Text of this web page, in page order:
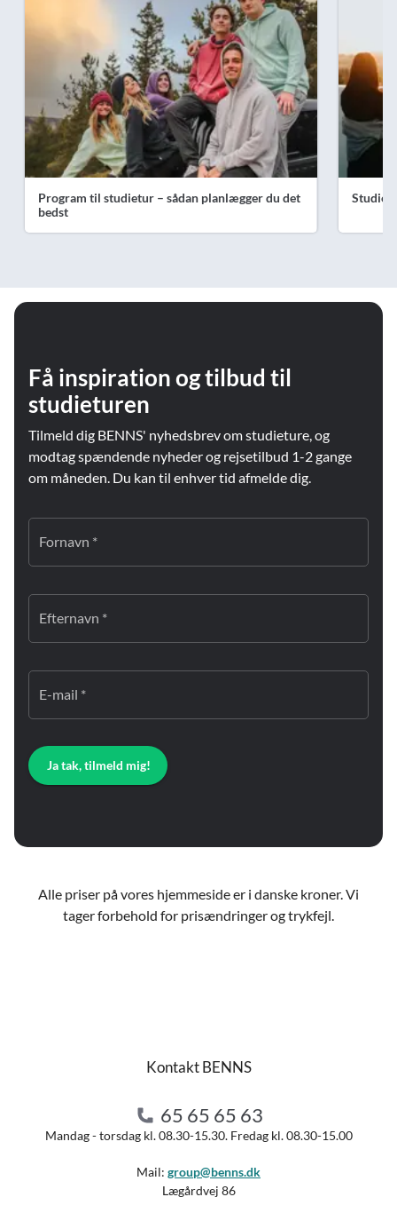
Program til studietur – sådan planlægger du det
bedst
Få inspiration og tilbud til
studieturen
Tilmeld dig BENNS' nyhedsbrev om studieture, og
modtag spændende nyheder og rejsetilbud 1-2 gange
om måneden. Du kan til enhver tid afmelde dig.
Fornavn *
Efternavn *
E-mail *
Ja tak, tilmeld mig!
Alle priser på vores hjemmeside er i danske kroner. Vi
tager forbehold for prisændringer og trykfejl.
Kontakt BENNS
65 65 65 63
Mandag - torsdag kl. 08.30-15.30. Fredag kl. 08.30-15.00
Mail: group@benns.dk
Lægårdvej 86